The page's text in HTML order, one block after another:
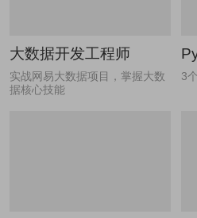
大数据开发工程师
实战网易大数据项目，掌握大数
据核心技能
3